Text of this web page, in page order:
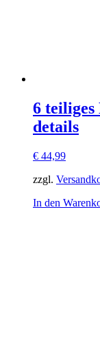
6 teiliges
details
€ 44,99
zzgl.
In den